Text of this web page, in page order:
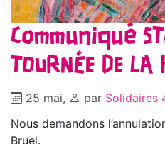
Communiqué
TOURNÉE DE LA
25 mai, par Solidaires
Nous demandons
Bruel.